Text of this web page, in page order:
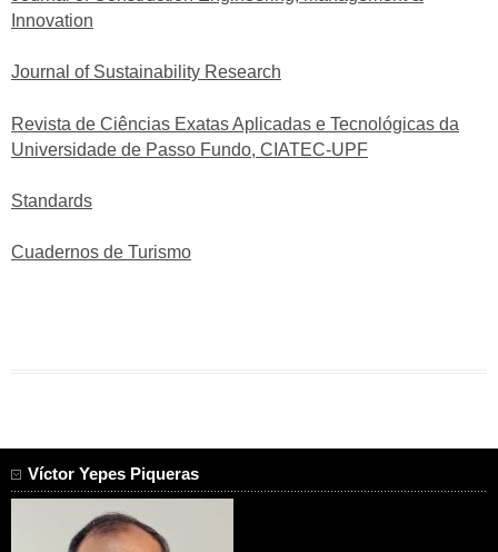
Innovation
Journal of Sustainability Research
Revista de Ciências Exatas Aplicadas e Tecnológicas da
Universidade de Passo Fundo, CIATEC-UPF
Standards
Cuadernos de Turismo
Víctor Yepes Piqueras